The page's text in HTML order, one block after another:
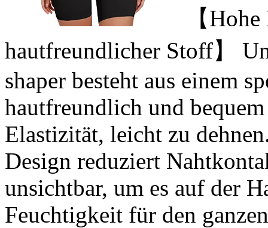
【
hautfreundlicher Stoff】
shaper besteht aus einem
hautfreundlich und
Elastizität, leicht zu
Design reduziert
unsichtbar, um es auf der
Feuchtigkeit für den